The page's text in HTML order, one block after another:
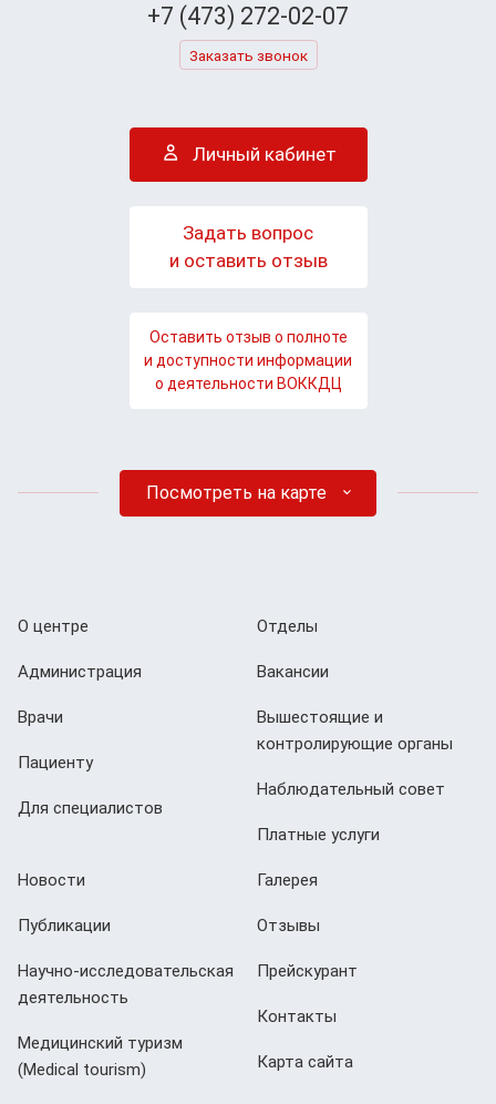
+7 (473) 272-02-07
Заказать звонок
Личный кабинет
Задать вопрос
и оставить отзыв
Оставить отзыв о полноте
и доступности информации
о деятельности ВОККДЦ
Посмотреть на карте
О центре
Администрация
Врачи
Пациенту
Для специалистов
Отделы
Вакансии
Вышестоящие и
контролирующие органы
Наблюдательный совет
Платные услуги
Новости
Публикации
Научно-исследовательская
деятельность
Медицинский туризм
(Мedical tourism)
Галерея
Отзывы
Прейскурант
Контакты
Карта сайта